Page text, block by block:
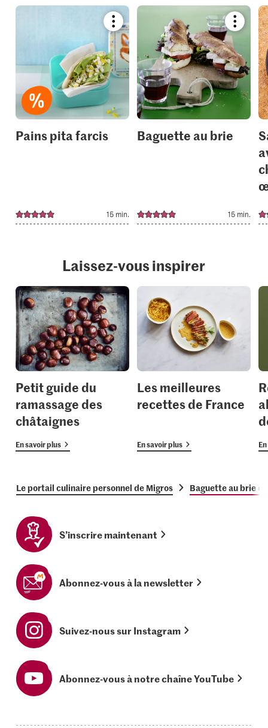
Bookmark
recipe
or
add
it
to
your
collections.
Pains pita farcis
15 min.
recipe
add
it
to
your
Baguette au brie
15 min.
Laissez-vous inspirer
Petit guide du
ramassage des
châtaignes
En savoir plus
Les meilleures
recettes de France
En savoir plus
Le portail culinaire personnel de Migros Baguette au brie
S’inscrire maintenant
Abonnez-vous à la newsletter
Suivez-nous sur Instagram
Abonnez-vous à notre chaîne YouTube